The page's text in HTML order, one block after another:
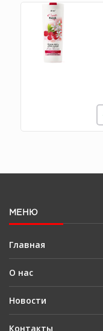
МЕНЮ
Главная
О нас
Новости
Контакты